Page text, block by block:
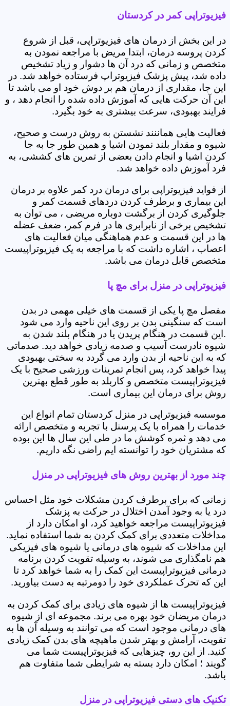
فیزیوتراپی کمر در کردستان
در این بخش از درمان های فیزیوتراپی، قبل از شروع
کردن پروسه درمان، ابتدا مریض با مراجعه نمودن به
متخصص و زمانی که درد آن ها دشوار و زیاد تشخیص
داده شد، پیش پزشک فیزیوتراپ فرستاده خواهد شد. در
این جا، مقداری از درمان هم بر دوش خود او می باشد تا
این آن حرکت هایی که آموزش داده شده را انجام دهد ، و
فرایند بهبودی، سرعت بیشتری به خود بگیرد.
فعالیت هایی هماننند نشستن به روش درست و صحیح،
شیوه و مقدار بلند نمودن اشیا و همین طور جا به جا
کردن اشیا و انجام دادن بعضی از تمرین های کششی، به
فرد آموزش داده خواهد شد.
از فواید فیزیوتراپی برای درمان درد کمر علاوه بر درمان
این بیماری و برطرف کردن دردهای قسمت کمر و
جلوگیری کردن از برگشت دوباره مریضی ، می توان به
تشخیص برخی از نابرابری ها در فرم کمر، ضعف عضله
ها در این قسمت و عدم هماهنگی میان فعالیت های
اعصاب ، اشاره داشت که با مراجعه به یک فیزیوتراپیست
متخصص قابل درمان می باشد.
فیزیوتراپی در منزل برای مچ پا
مفصل مچ پا یکی از قسمت های خیلی مهمی در بدن
است که سنگینی بدن بر روی این ناحیه وارد می شود
.این قسمت در هنگام پریدن یا در هنگام بلند شدن به
شیوه نادرست آسیب و صدمه زیادی خواهد دید. صدماتی
که به این ناحیه از بدن وارد می گردد به سختی بهبودی
پیدا خواهد کرد، پس انجام تمرینات ورزشی صحیح با یک
فیزیوتراپیست متخصص و کاربلد به طور قطع بهترین
روش برای درمان این بیماری است.
موسسه فیزیوتراپی در منزل کردستان تمام انواع این
خدمات را همراه با یک پرسنل با تجربه و متخصص ارائه
می دهد و ثمره کوشش ما در طی این سال ها این بوده
که مشتریان خود را توانسته ایم راضی نگه داریم.
چند مورد از بهترین روش های فیزیوتراپی در منزل
زمانی که برای برطرف کردن مشکلات خود مثل احساس
درد یا به وجود آمدن اختلال در حرکت به پزشک
فیزیوتراپیست مراجعه خواهید کرد، او امکان دارد از
مداخلات متعددی برای کمک کردن به شما استفاده نماید.
این مداخلات که شیوه های درمانی یا شیوه های فیزیکی
هم نامگذاری می شوند، به وسیله تقویت کردن برنامه
درمانی فیزیوتراپیست این کمک را به شما خواهد کرد تا
این که تحرک عملکردی خود را دومرتبه به دست بیاورید.
فیزیوتراپیست ها از شیوه های زیادی برای کمک کردن به
درمان مریضان خود بهره می برند. مجموعه ای از شیوه
های درمانی موجود است که می توانند به وسیله آن ها به
تقویت، آرامش و بهتر شدن ماهیچه های بدن کمک زیادی
کنید. از این رو، چیزهایی که فیزیوتراپیست شما می
گویند ؛ امکان دارد بسته به شرایطی شما متفاوت هم
باشد.
تکنیک های دستی فیزیوتراپی در منزل